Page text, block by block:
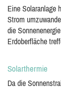
Eine Solaranlage
Strom
die
Erdoberfläche
Solarthermie
Da die